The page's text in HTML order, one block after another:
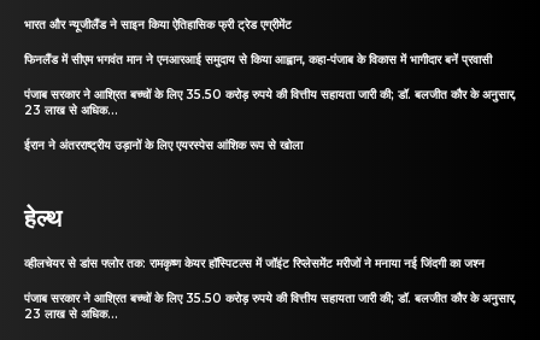
भारत और न्यूजीलैंड ने साइन किया ऐतिहासिक फ्री ट्रेड एग्रीमेंट
फिनलैंड में सीएम भगवंत मान ने एनआरआई समुदाय से किया आह्वान, कहा-पंजाब के विकास में भागीदार बनें प्रवासी
पंजाब सरकार ने आश्रित बच्चों के लिए 35.50 करोड़ रुपये की वित्तीय सहायता जारी की; डॉ. बलजीत कौर के अनुसार,
23 लाख से अधिक...
ईरान ने अंतरराष्ट्रीय उड़ानों के लिए एयरस्पेस आंशिक रूप से खोला
हेल्थ
व्हीलचेयर से डांस फ्लोर तक: रामकृष्ण केयर हॉस्पिटल्स में जॉइंट रिप्लेसमेंट मरीजों ने मनाया नई जिंदगी का जश्न
पंजाब सरकार ने आश्रित बच्चों के लिए 35.50 करोड़ रुपये की वित्तीय सहायता जारी की; डॉ. बलजीत कौर के अनुसार,
23 लाख से अधिक...